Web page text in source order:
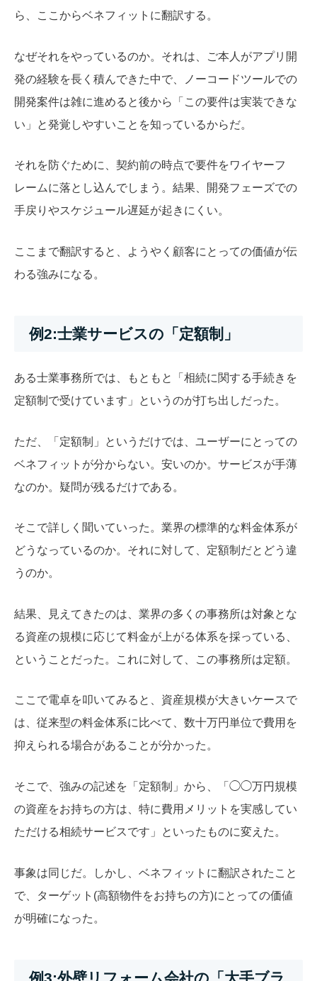
ら、ここからベネフィットに翻訳する。
なぜそれをやっているのか。それは、ご本人がアプリ開
発の経験を長く積んできた中で、ノーコードツールでの
開発案件は雑に進めると後から「この要件は実装できな
い」と発覚しやすいことを知っているからだ。
それを防ぐために、契約前の時点で要件をワイヤーフ
レームに落とし込んでしまう。結果、開発フェーズでの
手戻りやスケジュール遅延が起きにくい。
ここまで翻訳すると、ようやく顧客にとっての価値が伝
わる強みになる。
例2:士業サービスの「定額制」
ある士業事務所では、もともと「相続に関する手続きを
定額制で受けています」というのが打ち出しだった。
ただ、「定額制」というだけでは、ユーザーにとっての
ベネフィットが分からない。安いのか。サービスが手薄
なのか。疑問が残るだけである。
そこで詳しく聞いていった。業界の標準的な料金体系が
どうなっているのか。それに対して、定額制だとどう違
うのか。
結果、見えてきたのは、業界の多くの事務所は対象とな
る資産の規模に応じて料金が上がる体系を採っている、
ということだった。これに対して、この事務所は定額。
ここで電卓を叩いてみると、資産規模が大きいケースで
は、従来型の料金体系に比べて、数十万円単位で費用を
抑えられる場合があることが分かった。
そこで、強みの記述を「定額制」から、「◯◯万円規模
の資産をお持ちの方は、特に費用メリットを実感してい
ただける相続サービスです」といったものに変えた。
事象は同じだ。しかし、ベネフィットに翻訳されたこと
で、ターゲット(高額物件をお持ちの方)にとっての価値
が明確になった。
例3:外壁リフォーム会社の「大手ブラ